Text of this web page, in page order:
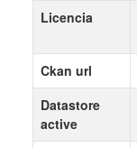
Licencia
Ckan url
Datastore
active